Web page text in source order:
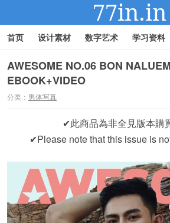
首页 设计素材 数字艺术 学习资料
AWESOME NO.06 BON
EBOOK+VIDEO
分类： 男体写真
✔此商品為非全見版本購
✔Please note that this issue is